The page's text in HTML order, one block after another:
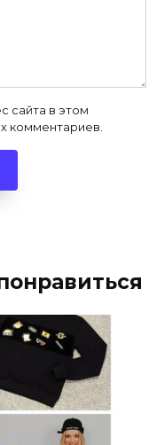
сайта в этом
комментариев.